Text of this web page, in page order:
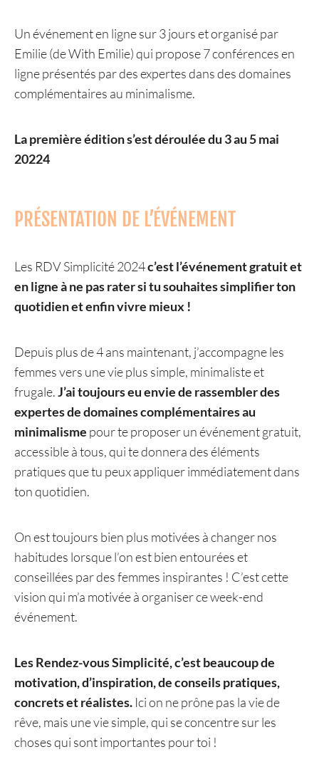
Un événement en ligne sur 3 jours et organisé par
Emilie (de With Emilie) qui propose 7 conférences en
ligne présentés par des expertes dans des domaines
complémentaires au minimalisme.
La première édition s’est déroulée du 3 au 5 mai
20224
PRÉSENTATION DE L’ÉVÉNEMENT
Les RDV Simplicité 2024c’est l’événement gratuit et
en ligne à ne pas rater si tu souhaites simplifier ton
quotidien et enfin vivre mieux !
Depuis plus de 4 ans maintenant, j’accompagne les
femmes vers une vie plus simple, minimaliste et
frugale.J’ai toujours eu envie de rassembler des
expertes de domaines complémentaires au
minimalisme pour te proposer un événement gratuit,
accessible à tous, qui te donnera des éléments
pratiques que tu peux appliquer immédiatement dans
ton quotidien.
On est toujours bien plus motivées à changer nos
habitudes lorsque l’on est bien entourées et
conseillées par des femmes inspirantes ! C’est cette
vision qui m’a motivée à organiser ce week-end
événement.
Les Rendez-vous Simplicité, c’est beaucoup de
motivation, d’inspiration, de conseils pratiques,
concrets et réalistes. Ici on ne prône pas la vie de
rêve, mais une vie simple, qui se concentre sur les
choses qui sont importantes pour toi !